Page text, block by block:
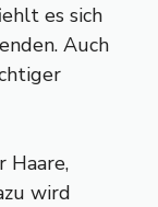
es sich
Auch
Haare,
wird